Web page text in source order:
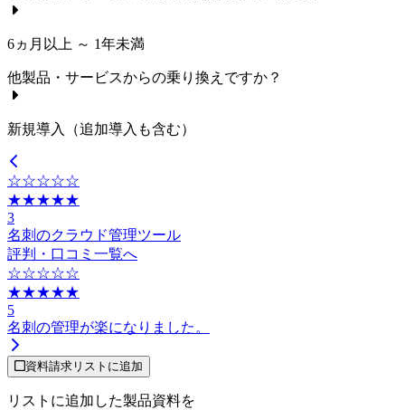
6ヵ月以上 ～ 1年未満
他製品・サービスからの乗り換えですか？
新規導入（追加導入も含む）
☆☆☆☆☆
★★★★★
3
名刺のクラウド管理ツール
評判・口コミ一覧へ
☆☆☆☆☆
★★★★★
5
名刺の管理が楽になりました。
資料請求リストに追加
リストに追加した製品資料を